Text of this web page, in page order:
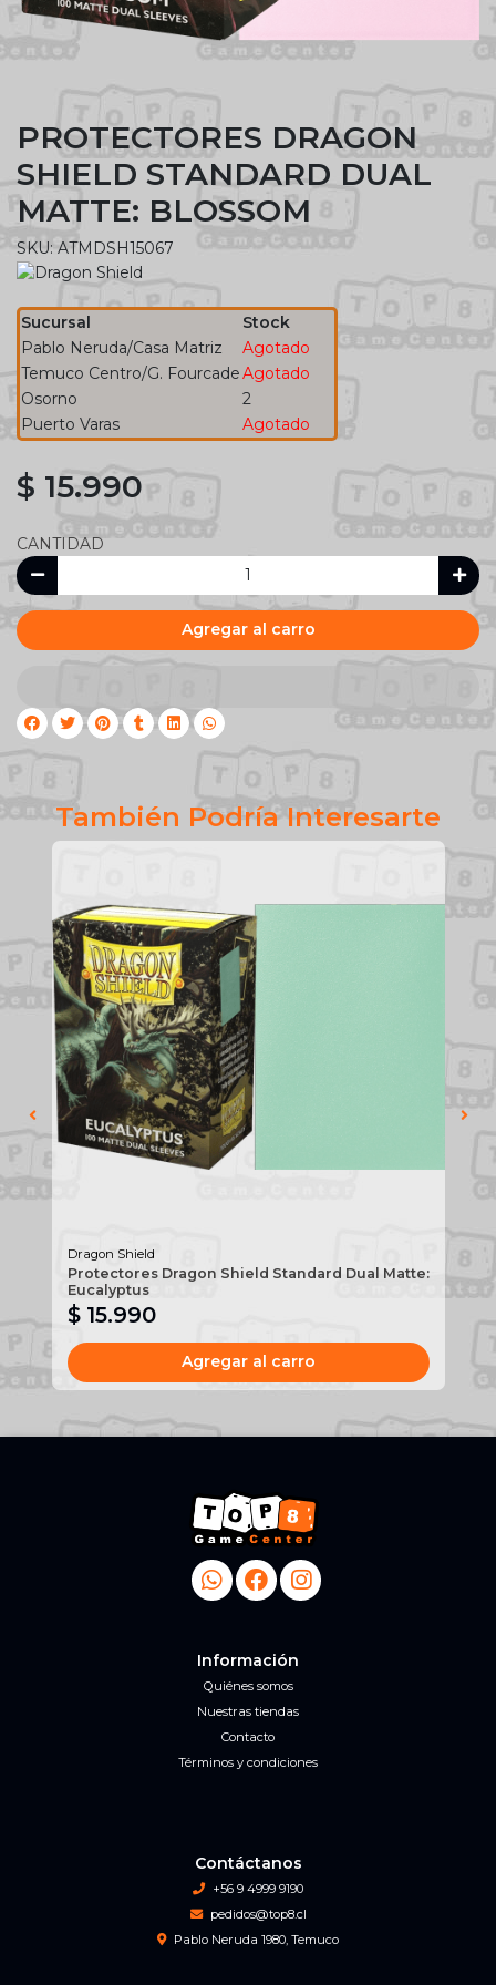
PROTECTORES DRAGON
SHIELD STANDARD DUAL
MATTE: BLOSSOM
SKU: ATMDSH15067
Sucursal
Stock
Pablo Neruda/Casa Matriz
Agotado
Temuco Centro/G. FourcadeAgotado
Osorno
2
Puerto Varas
Agotado
$ 15.990
CANTIDAD
Agregar al carro
También Podría Interesarte
Dragon Shield
Protectores Dragon Shield Standard Dual Matte:
Eucalyptus
$ 15.990
Agregar al carro
Información
Quiénes somos
Nuestras tiendas
Contacto
Términos y condiciones
Contáctanos
+56 9 4999 9190
pedidos@top8.cl
Pablo Neruda 1980, Temuco